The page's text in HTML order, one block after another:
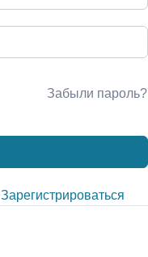
Забыли пароль?
Зарегистрироваться